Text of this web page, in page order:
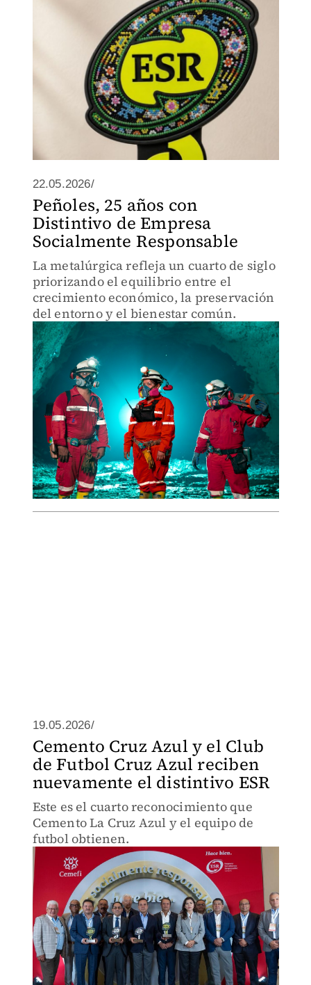
22.05.2026/
Peñoles, 25 años con
Distintivo de Empresa
Socialmente Responsable
La metalúrgica refleja un cuarto de siglo
priorizando el equilibrio entre el
crecimiento económico, la preservación
del entorno y el bienestar común.
19.05.2026/
Cemento Cruz Azul y el Club
de Futbol Cruz Azul reciben
nuevamente el distintivo ESR
Este es el cuarto reconocimiento que
Cemento La Cruz Azul y el equipo de
futbol obtienen.